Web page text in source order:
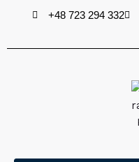
+48 723 294 332